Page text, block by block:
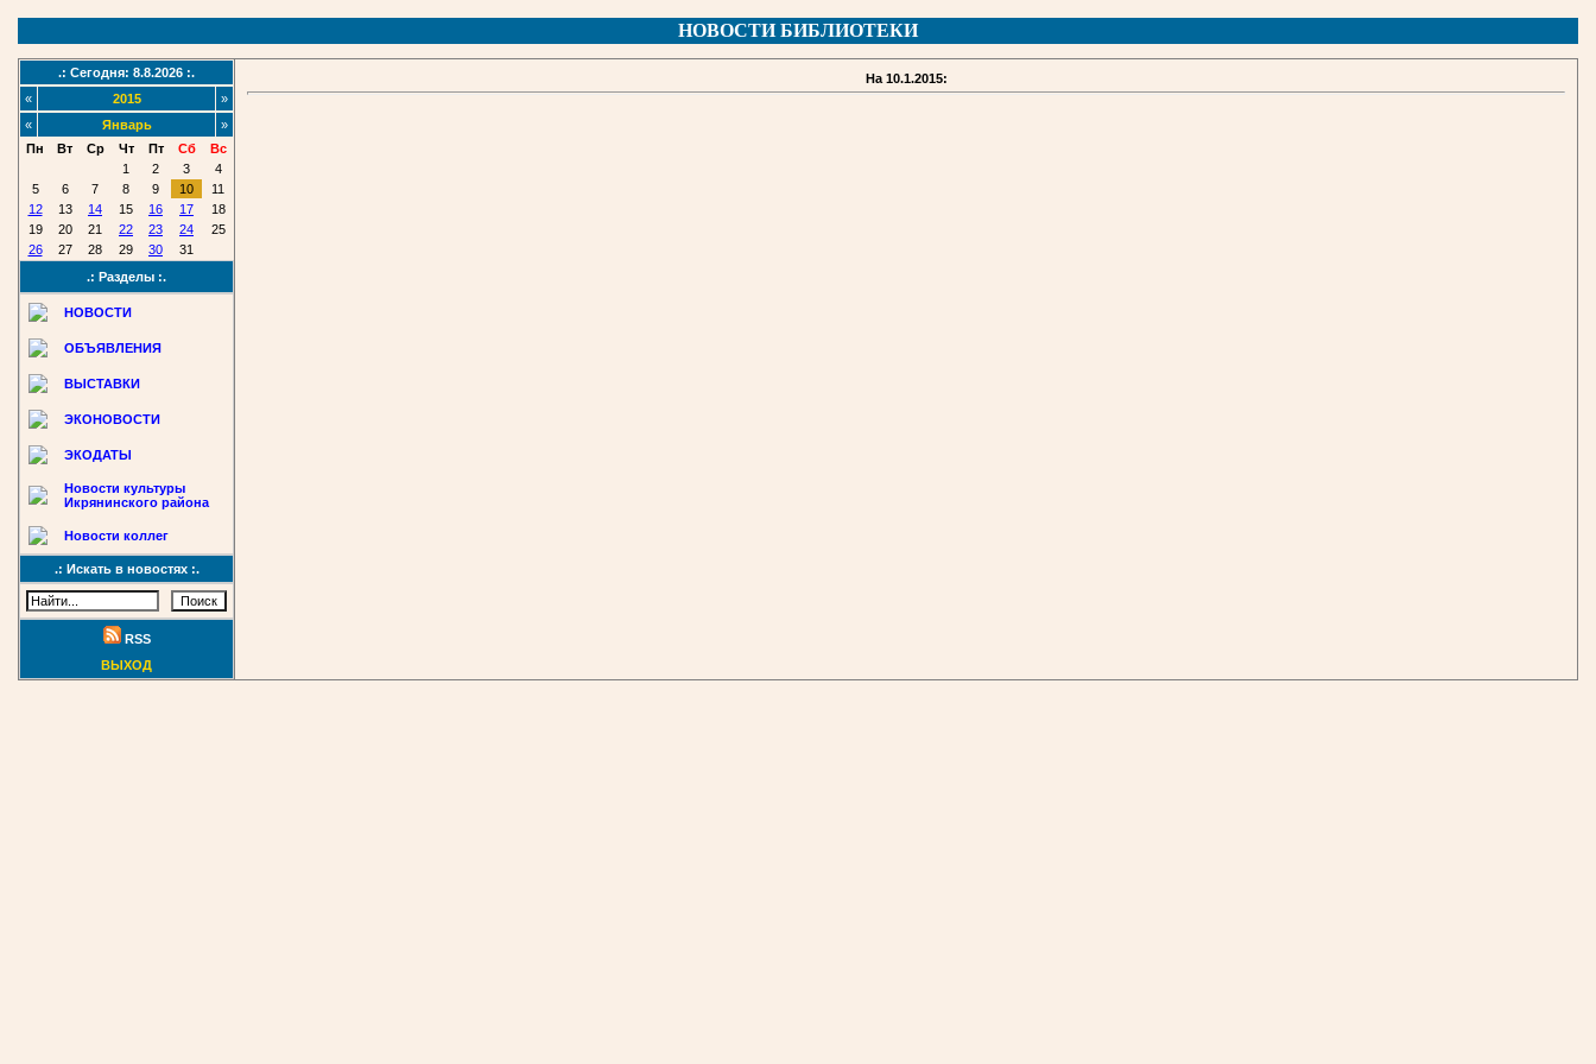
НОВОСТИ БИБЛИОТЕКИ
.: Сегодня: 8.8.2026 :.
«
2015
»
«
Январь
»
Пн
Вт Ср Чт Пт Сб
Вс
1
2 3
4
5
6 7 8 9 10
11
12
13 14 15 16 17
18
19
20 21 22 23 24
25
26
27 28 29 30
31
.: Разделы :.
НОВОСТИ
ОБЪЯВЛЕНИЯ
ВЫСТАВКИ
ЭКОНОВОСТИ
ЭКОДАТЫ
Новости культуры
Икрянинского района
Новости коллег
.: Искать в новостях :.
RSS
ВЫХОД
На 10.1.2015: